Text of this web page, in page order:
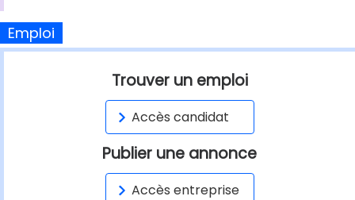
Emploi
Trouver un emploi
Accès candidat
Publier une annonce
Accès entreprise